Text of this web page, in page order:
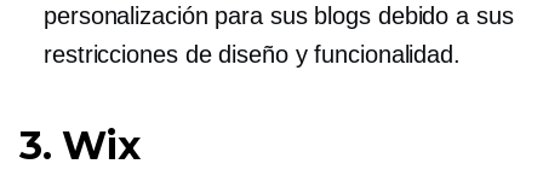
personalización para sus blogs debido a sus
restricciones de diseño y funcionalidad.
3. Wix